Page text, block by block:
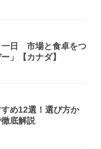
一日 市場と食卓をつ
」【カナダ】
め12選！選び方か
底解説